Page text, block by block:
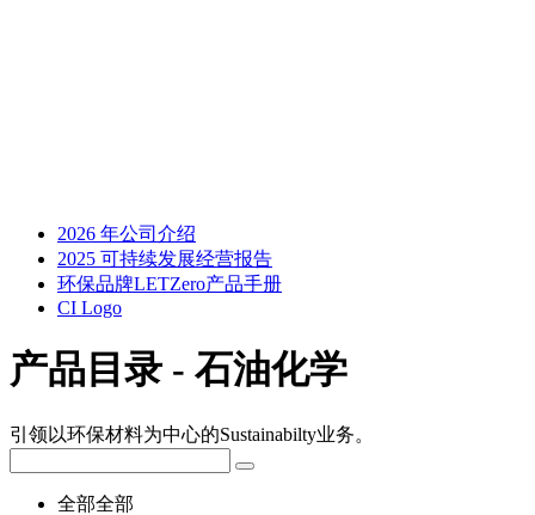
2026 年公司介绍
2025 可持续发展经营报告
环保品牌LETZero产品手册
CI Logo
产品目录 - 石油化学
引领以环保材料为中心的Sustainabilty业务。
全部全部